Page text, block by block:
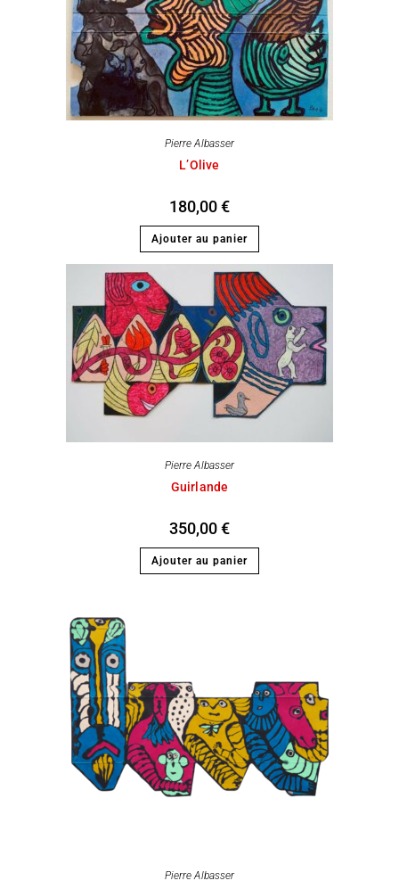
Pierre Albasser
L’Olive
180,00€
Ajouter au panier
Pierre Albasser
Guirlande
350,00€
Ajouter au panier
Pierre Albasser